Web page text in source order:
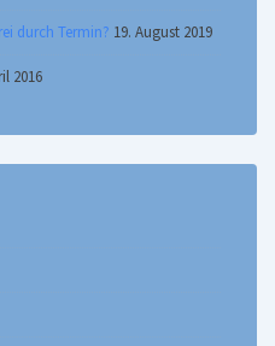
durch Termin? 19. August 2019
2016